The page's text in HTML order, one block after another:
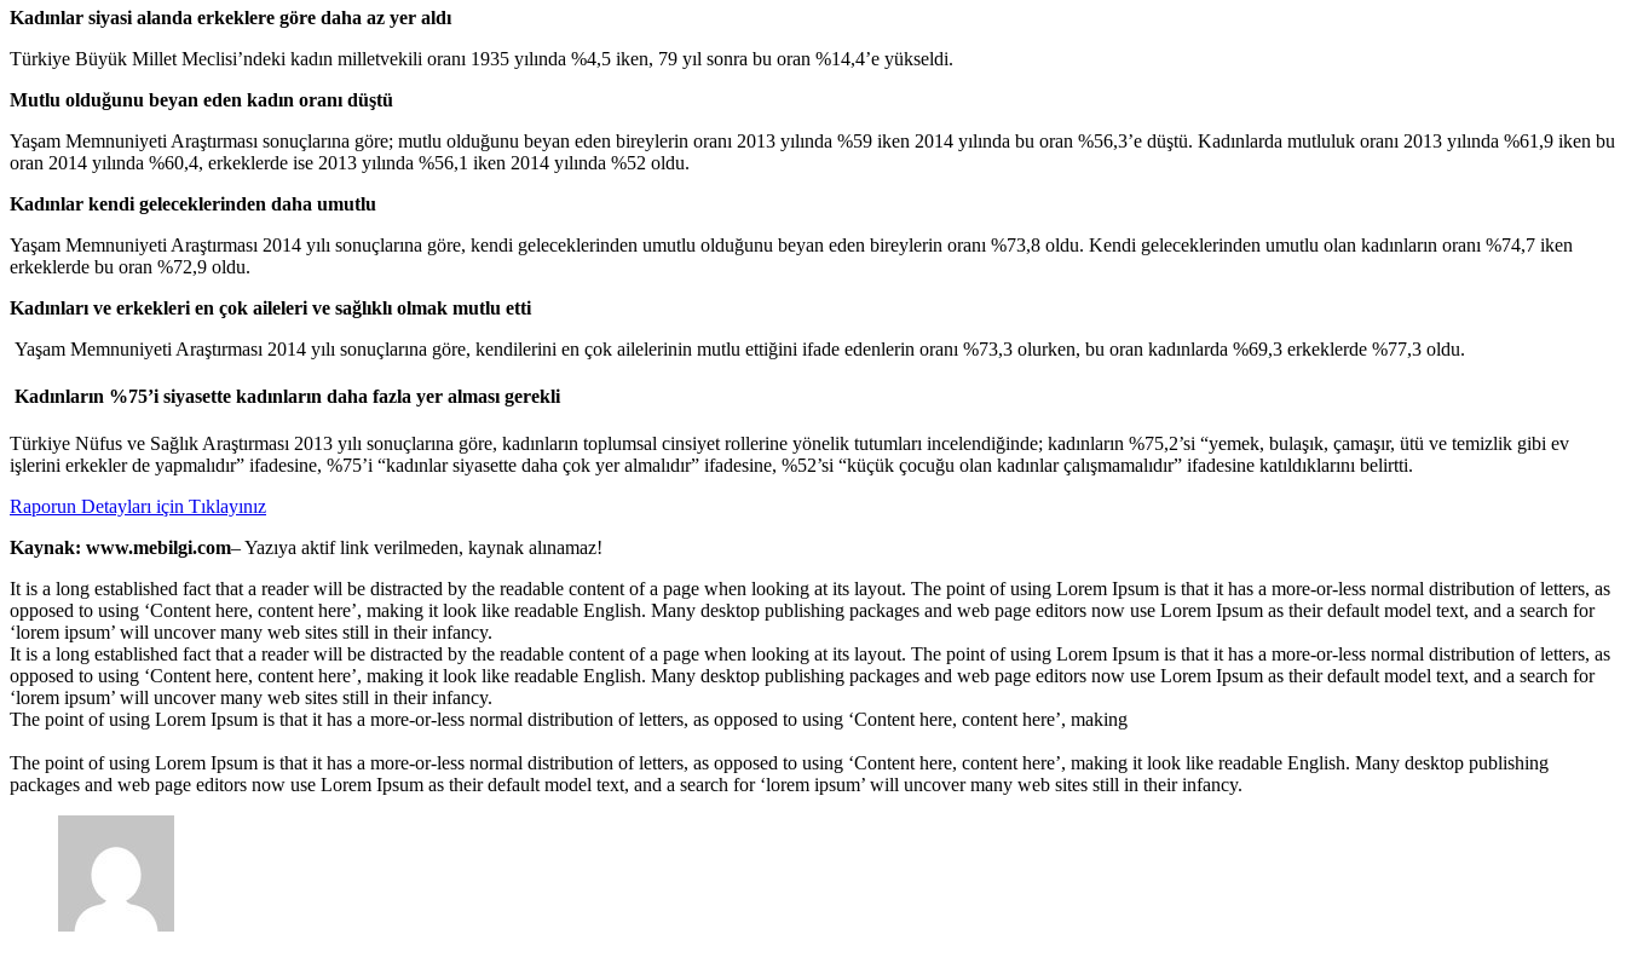
Kadınlar siyasi alanda erkeklere göre daha az yer aldı
Türkiye Büyük Millet Meclisi’ndeki kadın milletvekili oranı 1935 yılında %4,5 iken, 79 yıl sonra bu oran %14,4’e yükseldi.
Mutlu olduğunu beyan eden kadın oranı düştü
Yaşam Memnuniyeti Araştırması sonuçlarına göre; mutlu olduğunu beyan eden bireylerin oranı 2013 yılında %59 iken 2014 yılında bu oran %56,3’e düştü. Kadınlarda mutluluk oranı 2013 yılında %61,9 iken bu
oran 2014 yılında %60,4, erkeklerde ise 2013 yılında %56,1 iken 2014 yılında %52 oldu.
Kadınlar kendi geleceklerinden daha umutlu
Yaşam Memnuniyeti Araştırması 2014 yılı sonuçlarına göre, kendi geleceklerinden umutlu olduğunu beyan eden bireylerin oranı %73,8 oldu. Kendi geleceklerinden umutlu olan kadınların oranı %74,7 iken
erkeklerde bu oran %72,9 oldu.
Kadınları ve erkekleri en çok aileleri ve sağlıklı olmak mutlu etti
Yaşam Memnuniyeti Araştırması 2014 yılı sonuçlarına göre, kendilerini en çok ailelerinin mutlu ettiğini ifade edenlerin oranı %73,3 olurken, bu oran kadınlarda %69,3 erkeklerde %77,3 oldu.
Kadınların %75’i siyasette kadınların daha fazla yer alması gerekli
Türkiye Nüfus ve Sağlık Araştırması 2013 yılı sonuçlarına göre, kadınların toplumsal cinsiyet rollerine yönelik tutumları incelendiğinde; kadınların %75,2’si “yemek, bulaşık, çamaşır, ütü ve temizlik gibi ev
işlerini erkekler de yapmalıdır” ifadesine, %75’i “kadınlar siyasette daha çok yer almalıdır” ifadesine, %52’si “küçük çocuğu olan kadınlar çalışmamalıdır” ifadesine katıldıklarını belirtti.
Raporun Detayları için Tıklayınız
Kaynak: www.mebilgi.com– Yazıya aktif link verilmeden, kaynak alınamaz!
It is a long established fact that a reader will be distracted by the readable content of a page when looking at its layout. The point of using Lorem Ipsum is that it has a more-or-less normal distribution of letters, as
opposed to using ‘Content here, content here’, making it look like readable English. Many desktop publishing packages and web page editors now use Lorem Ipsum as their default model text, and a search for
‘lorem ipsum’ will uncover many web sites still in their infancy.
It is a long established fact that a reader will be distracted by the readable content of a page when looking at its layout. The point of using Lorem Ipsum is that it has a more-or-less normal distribution of letters, as
opposed to using ‘Content here, content here’, making it look like readable English. Many desktop publishing packages and web page editors now use Lorem Ipsum as their default model text, and a search for
‘lorem ipsum’ will uncover many web sites still in their infancy.
The point of using Lorem Ipsum is that it has a more-or-less normal distribution of letters, as opposed to using ‘Content here, content here’, making
The point of using Lorem Ipsum is that it has a more-or-less normal distribution of letters, as opposed to using ‘Content here, content here’, making it look like readable English. Many desktop publishing
packages and web page editors now use Lorem Ipsum as their default model text, and a search for ‘lorem ipsum’ will uncover many web sites still in their infancy.